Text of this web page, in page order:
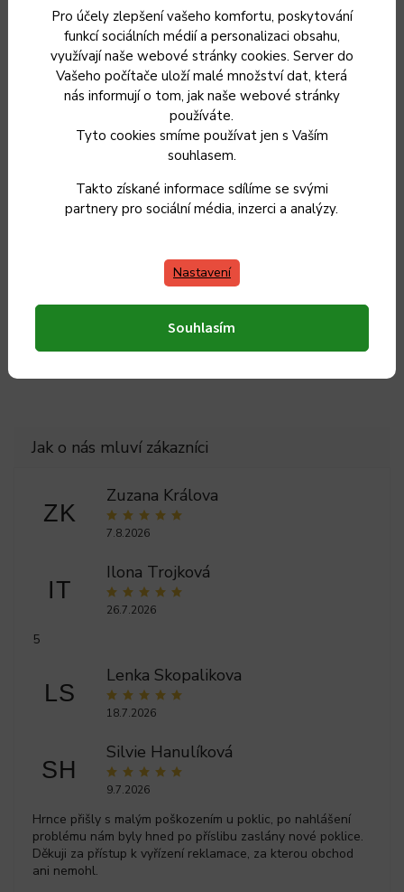
Pro účely zlepšení vašeho komfortu, poskytování
funkcí sociálních médií a personalizaci obsahu,
využívají naše webové stránky cookies. Server do
Vašeho počítače uloží malé množství dat, která
nás informují o tom, jak naše webové stránky
používáte.
Tyto cookies smíme používat jen s Vaším
souhlasem.
Takto získané informace sdílíme se svými
partnery pro sociální média, inzerci a analýzy.
Nastavení
Souhlasím
Designový tlakový hrnec se sendvičových dnem je
určen pro všechny typy sporáků včetně indukčního.
Doplňkové parametry
Kategorie: Tlakové hrnce - Papiňák
8590669336494
ZK
Zuzana Králova
7.8.2026
IT
Ilona Trojková
26.7.2026
5
LS
Lenka Skopalikova
18.7.2026
SH
Silvie Hanulíková
9.7.2026
Hrnce přišly s malým poškozením u poklic, po nahlášení
problému nám byly hned po příslibu zaslány nové poklice.
Děkuji za přístup k vyřízení reklamace, za kterou obchod
ani nemohl.